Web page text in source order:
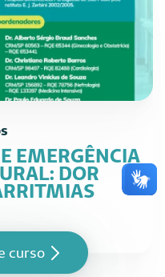
EMERGÊNCIA
DOR
curso